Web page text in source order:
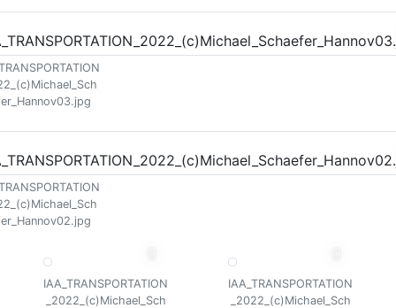
IAA_TRANSPORTATION
_2022_(c)Michael_Sch
IAA_TRANSPORTATION
_2022_(c)Michael_Sch